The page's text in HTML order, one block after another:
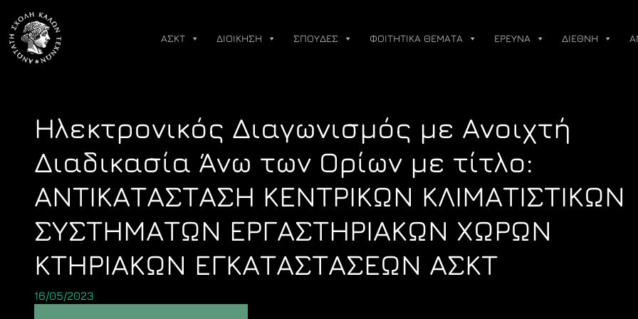
content
ΑΣΚΤ ΔΙΟΙΚΗΣΗ ΣΠΟΥΔΕΣ ΦΟΙΤΗΤΙΚΑ ΘΕΜΑΤΑ ΕΡΕΥΝΑ ΔΙΕΘΝΗ
Ηλεκτρονικός Διαγωνισμός με Ανοιχτή
Διαδικασία Άνω των Ορίων με τίτλο:
ΑΝΤΙΚΑΤΑΣΤΑΣΗ ΚΕΝΤΡΙΚΩΝ ΚΛΙΜΑΤΙΣΤΙΚΩΝ
ΣΥΣΤΗΜΑΤΩΝ ΕΡΓΑΣΤΗΡΙΑΚΩΝ ΧΩΡΩΝ
ΚΤΗΡΙΑΚΩΝ ΕΓΚΑΤΑΣΤΑΣΕΩΝ ΑΣΚΤ
16/05/2023